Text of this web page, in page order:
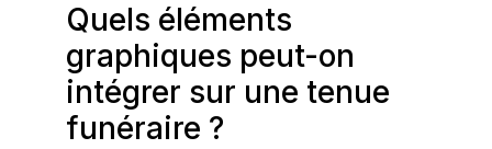
Quels éléments
graphiques peut-on
intégrer sur une tenue
funéraire ?